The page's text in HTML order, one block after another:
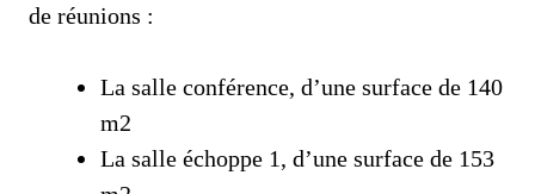
de réunions :
La salle conférence, d’une surface de 140
m2
La salle échoppe 1, d’une surface de 153